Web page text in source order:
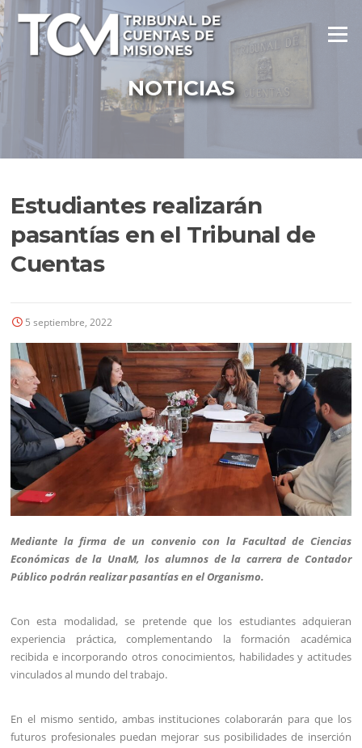
Ir
al
contenido
Menú
NOTICIAS
Estudiantes realizarán
pasantías en el Tribunal de
Cuentas
5 septiembre, 2022
Mediante la firma de un convenio con la Facultad de Ciencias
Económicas de la UnaM, los alumnos de la carrera de Contador
Público podrán realizar pasantías en el Organismo.
Con esta modalidad, se pretende que los estudiantes adquieran
experiencia práctica, complementando la formación académica
recibida e incorporando otros conocimientos, habilidades y actitudes
vinculados al mundo del trabajo.
En el mismo sentido, ambas instituciones colaborarán para que los
futuros profesionales puedan mejorar sus posibilidades de inserción